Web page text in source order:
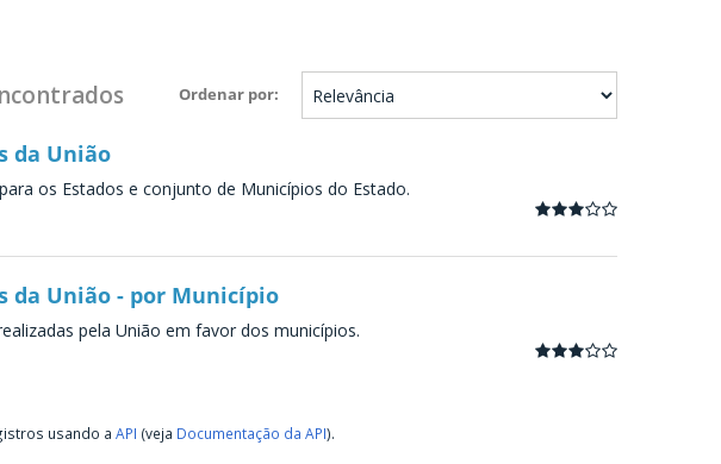
Ordenar por
da União
os Estados e conjunto de Municípios do Estado.
da União - por Município
pela União em favor dos municípios.
usando a API (veja Documentação da API).